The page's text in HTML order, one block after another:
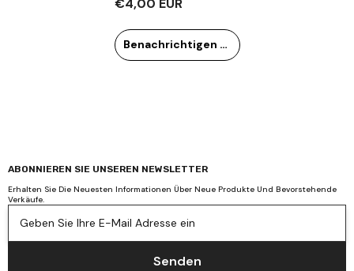
€4,00 EUR
Benachrichtigen Sie mich
ABONNIEREN SIE UNSEREN NEWSLETTER
Erhalten Sie Die Neuesten Informationen Über Neue Produkte Und Bevorstehende
Verkäufe.
Geben Sie Ihre E-Mail Adresse ein
Senden